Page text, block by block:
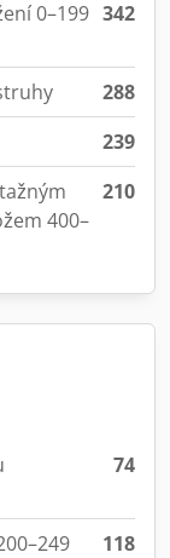
0–199 342
288
239
400–
210
74
118